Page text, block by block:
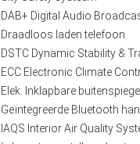
DAB+ Digital Audio
Draadloos laden telefoon
DSTC Dynamic Stability &
ECC Electronic Climate
Elek. Inklapbare
Geïntegreerde Bluetooth
IAQS Interior Air Quality